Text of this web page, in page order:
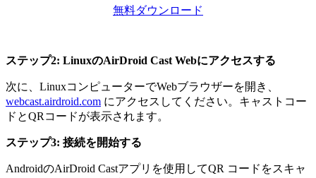
無料ダウンロード
ステップ2: LinuxのAirDroid Cast Webにアクセスする
次に、LinuxコンピューターでWebブラウザーを開き、
webcast.airdroid.com にアクセスしてください。キャストコー
ドとQRコードが表示されます。
ステップ3: 接続を開始する
AndroidのAirDroid Castアプリを使用してQR コードをスキャ